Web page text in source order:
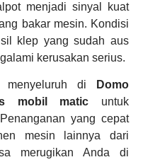
menjadi sinyal kuat
bakar mesin. Kondisi
klep yang sudah aus
kerusakan serius.
menyeluruh di
Domo
mobil matic untuk
yang cepat
mesin lainnya dari
merugikan Anda di